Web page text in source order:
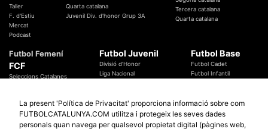
Taller
F. d'Estiu
Mercat
Podcast
Quarta catalana
Juvenil Div. d'honor Grup 3A
Tercera catalana
Quarta catalana
Futbol Femení
FCF
Seleccions Catalanes
Temes Federatius
Futbol Juvenil
Divisió d'Honor
Liga Nacional
Futbol Base
Futbol Cadet
Futbol Infantil
Futbol Catalunya Especials
La present 'Política de Privacitat' proporciona informació sobre com
FUTBOLCATALUNYA.COM utilitza i protegeix les seves dades
personals quan navega per qualsevol propietat digital (pàgines web,